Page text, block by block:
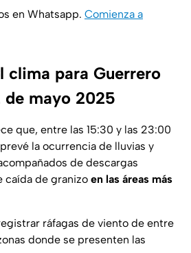
en Whatsapp. Comienza a
clima para Guerrero
de mayo 2025
que, entre las 15:30 y las 23:00
la ocurrencia de lluvias y
de descargas
caída de granizo en las áreas más
ráfagas de viento de entre
donde se presenten las